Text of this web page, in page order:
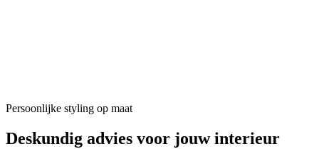
Persoonlijke styling op maat
Deskundig advies voor jouw interieur